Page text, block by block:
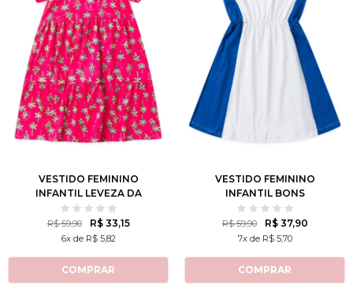
2 3 4 6 8
10 12
VESTIDO FEMININO
INFANTIL LEVEZA DA
MARESIA
R$ 59,90 R$ 33,15
6x de R$ 5,82
COMPRAR
10 12
VESTIDO FEMININO
INFANTIL BONS
SENTIMENTOS
R$ 59,90 R$ 37,90
7x de R$ 5,70
COMPRAR